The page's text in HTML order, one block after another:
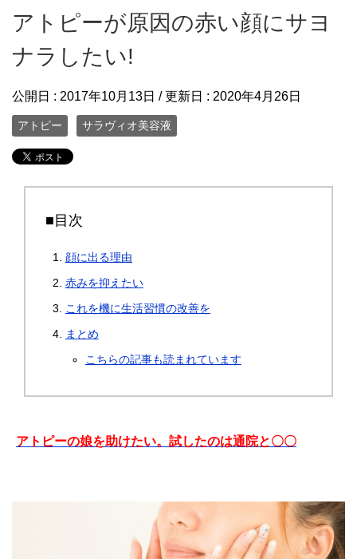
アトピーが原因の赤い顔にサヨ
ナラしたい!
公開日 : 2017年10月13日 / 更新日 : 2020年4月26日
アトピー サラヴィオ美容液
■目次
顔に出る理由
赤みを抑えたい
これを機に生活習慣の改善を
まとめ
こちらの記事も読まれています
アトピーの娘を助けたい。試したのは通院と〇〇